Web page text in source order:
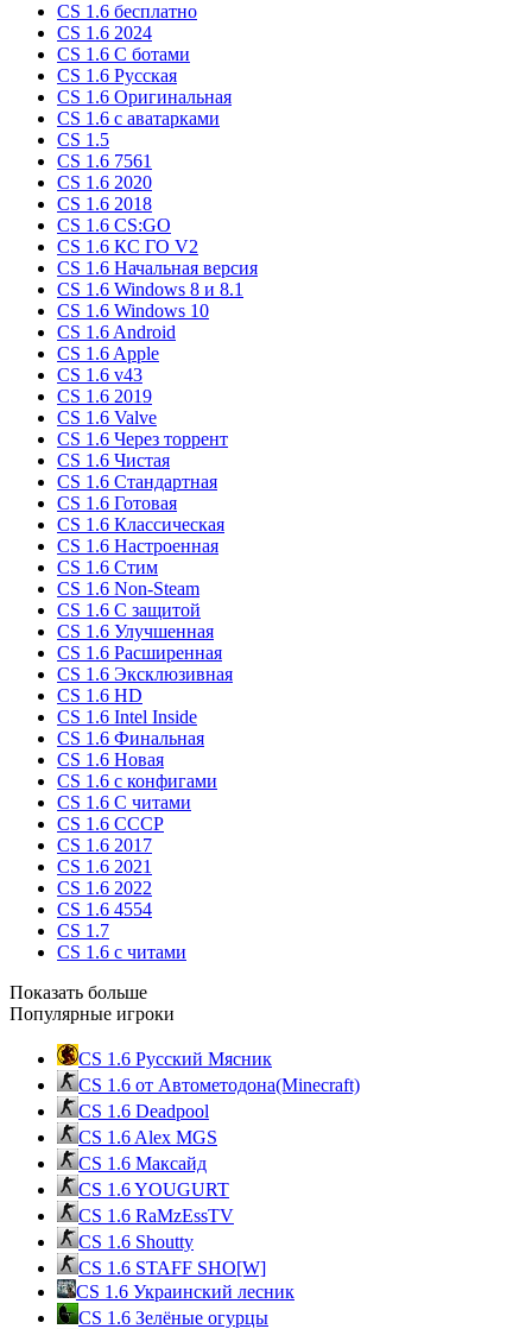
CS 1.6 бесплатно
CS 1.6 2024
CS 1.6 С ботами
CS 1.6 Русская
CS 1.6 Оригинальная
CS 1.6 c аватарками
CS 1.5
CS 1.6 7561
CS 1.6 2020
CS 1.6 2018
CS 1.6 CS:GO
CS 1.6 КС ГО V2
CS 1.6 Начальная версия
CS 1.6 Windows 8 и 8.1
CS 1.6 Windows 10
CS 1.6 Android
CS 1.6 Apple
CS 1.6 v43
CS 1.6 2019
CS 1.6 Valve
CS 1.6 Через торрент
CS 1.6 Чистая
CS 1.6 Стандартная
CS 1.6 Готовая
CS 1.6 Классическая
CS 1.6 Настроенная
CS 1.6 Стим
CS 1.6 Non-Steam
CS 1.6 C защитой
CS 1.6 Улучшенная
CS 1.6 Расширенная
CS 1.6 Эксклюзивная
CS 1.6 HD
CS 1.6 Intel Inside
CS 1.6 Финальная
CS 1.6 Новая
CS 1.6 с конфигами
CS 1.6 С читами
CS 1.6 CCCP
CS 1.6 2017
CS 1.6 2021
CS 1.6 2022
CS 1.6 4554
CS 1.7
CS 1.6 с читами
Показать больше
Популярные игроки
CS 1.6 Русский Мясник
CS 1.6 от Автометодона(Minecraft)
CS 1.6 Deadpool
CS 1.6 Alex MGS
CS 1.6 Максайд
CS 1.6 YOUGURT
CS 1.6 RaMzEssTV
CS 1.6 Shoutty
CS 1.6 STAFF SHO[W]
CS 1.6 Украинский лесник
CS 1.6 Зелёные огурцы